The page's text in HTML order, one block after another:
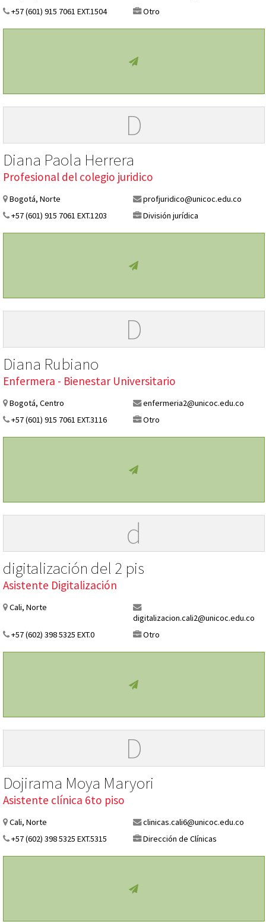
+57 (601) 915 7061 EXT.1504
Otro
D
Diana Paola Herrera
Profesional del colegio juridico
Bogotá, Norte
profjuridico@unicoc.edu.co
+57 (601) 915 7061 EXT.1203
División jurídica
D
Diana Rubiano
Enfermera - Bienestar Universitario
Bogotá, Centro
enfermeria2@unicoc.edu.co
+57 (601) 915 7061 EXT.3116
Otro
d
digitalización del 2 pis
Asistente Digitalización
Cali, Norte
digitalizacion.cali2@unicoc.edu.co
+57 (602) 398 5325 EXT.0
Otro
D
Dojirama Moya Maryori
Asistente clínica 6to piso
Cali, Norte
clinicas.cali6@unicoc.edu.co
+57 (602) 398 5325 EXT.5315
Dirección de Clínicas